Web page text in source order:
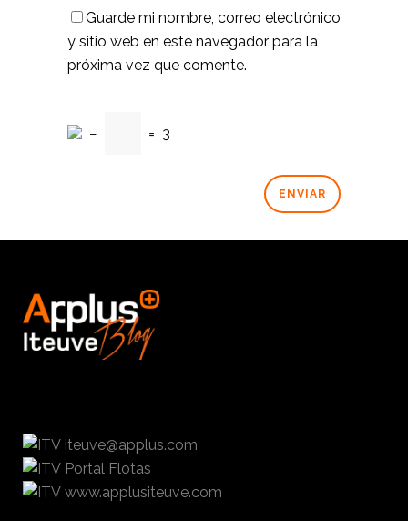
Guarde mi nombre, correo electrónico
y sitio web en este navegador para la
próxima vez que comente.
− = 3
iteuve@applus.com
Portal Flotas
www.applusiteuve.com